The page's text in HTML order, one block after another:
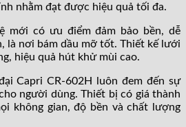
nhằm đạt được hiệu quả tối đa.
mới có ưu điểm đảm bảo bền, dễ
là nơi bám dầu mỡ tốt. Thiết kế lưới
hiệu quả hút khử mùi cao.
Capri CR-602H luôn đem đến sự
người dùng. Thiết bị có giá thành
không gian, độ bền và chất lượng